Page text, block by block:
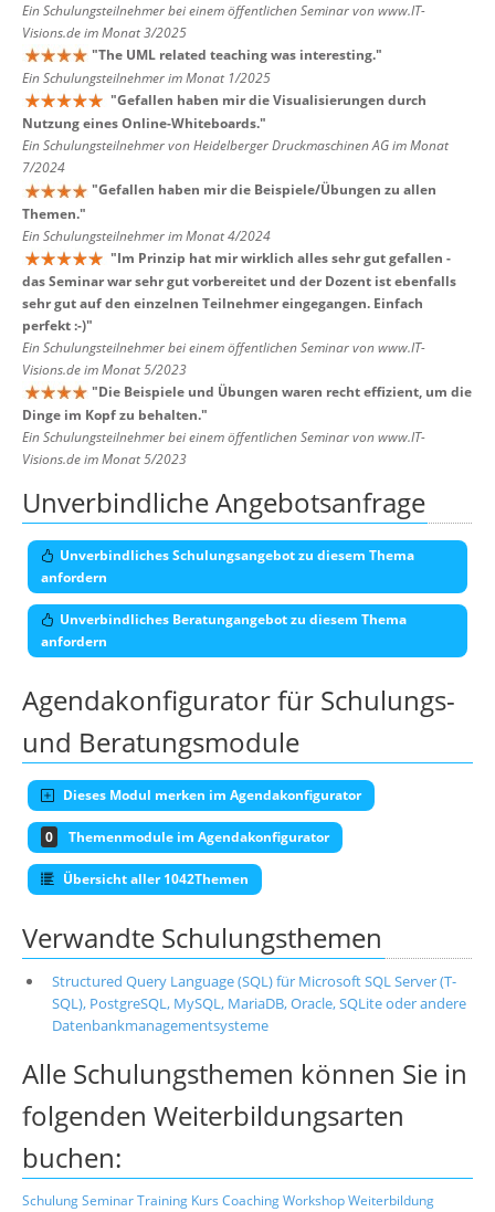
Ein Schulungsteilnehmer bei einem öffentlichen Seminar von www.IT-
Visions.de im Monat 3/2025
"The UML related teaching was interesting."
Ein Schulungsteilnehmer im Monat 1/2025
"Gefallen haben mir die Visualisierungen durch
Nutzung eines Online-Whiteboards."
Ein Schulungsteilnehmer von Heidelberger Druckmaschinen AG im Monat
7/2024
"Gefallen haben mir die Beispiele/Übungen zu allen
Themen."
Ein Schulungsteilnehmer im Monat 4/2024
"Im Prinzip hat mir wirklich alles sehr gut gefallen -
das Seminar war sehr gut vorbereitet und der Dozent ist ebenfalls
sehr gut auf den einzelnen Teilnehmer eingegangen. Einfach
perfekt :-)"
Ein Schulungsteilnehmer bei einem öffentlichen Seminar von www.IT-
Visions.de im Monat 5/2023
"Die Beispiele und Übungen waren recht effizient, um die
Dinge im Kopf zu behalten."
Ein Schulungsteilnehmer bei einem öffentlichen Seminar von www.IT-
Visions.de im Monat 5/2023
Unverbindliche Angebotsanfrage
Unverbindliches Schulungsangebot zu diesem Thema
anfordern
Unverbindliches Beratungangebot zu diesem Thema
anfordern
Agendakonfigurator für Schulungs-
und Beratungsmodule
Dieses Modul merken im Agendakonfigurator
0 Themenmodule im Agendakonfigurator
Übersicht aller 1042Themen
Verwandte Schulungsthemen
Structured Query Language (SQL) für Microsoft SQL Server (T-
SQL), PostgreSQL, MySQL, MariaDB, Oracle, SQLite oder andere
Datenbankmanagementsysteme
Alle Schulungsthemen können Sie in
folgenden Weiterbildungsarten
buchen:
SchulungSeminarTraining Kurs CoachingWorkshopWeiterbildung